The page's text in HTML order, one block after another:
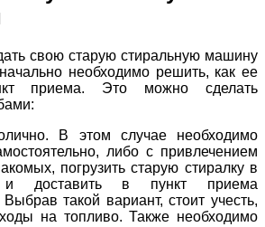
свою старую стиральную машину
необходимо решить, как ее
приема. Это можно сделать
В этом случае необходимо
либо с привлечением
погрузить старую стиралку в
и доставить в пункт приема
такой вариант, стоит учесть,
на топливо. Также необходимо